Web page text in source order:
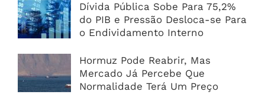
Dívida Pública Sobe Para 75,2%
do PIB e Pressão Desloca-se Para
o Endividamento Interno
Hormuz Pode Reabrir, Mas
Mercado Já Percebe Que
Normalidade Terá Um Preço